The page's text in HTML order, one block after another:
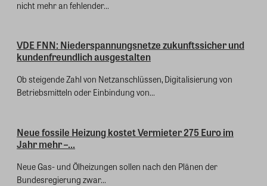
nicht mehr an fehlender...
VDE FNN: Niederspannungsnetze zukunftssicher und
kundenfreundlich ausgestalten
Ob steigende Zahl von Netzanschlüssen, Digitalisierung von
Betriebsmitteln oder Einbindung von...
Neue fossile Heizung kostet Vermieter 275 Euro im
Jahr mehr –...
Neue Gas- und Ölheizungen sollen nach den Plänen der
Bundesregierung zwar...